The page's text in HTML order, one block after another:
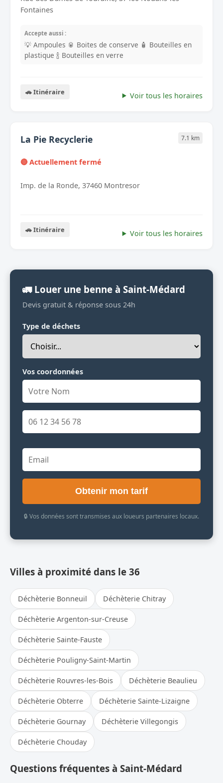
Fontaines
Accepte aussi :
💡 Ampoules 🥫 Boites de conserve 🧴 Bouteilles en
plastique 🍾 Bouteilles en verre
🚗 Itinéraire Voir tous les horaires
La Pie Recyclerie 7.1 km
🔴 Actuellement fermé
Imp. de la Ronde, 37460 Montresor
🚗 Itinéraire Voir tous les horaires
🚛 Louer une benne à Saint-Médard
Devis gratuit & réponse sous 24h
Type de déchets
Vos coordonnées
Obtenir mon tarif
🔒 Vos données sont transmises aux loueurs partenaires locaux.
Villes à proximité dans le 36
Déchèterie Bonneuil Déchèterie Chitray
Déchèterie Argenton-sur-Creuse
Déchèterie Sainte-Fauste
Déchèterie Pouligny-Saint-Martin
Déchèterie Rouvres-les-Bois Déchèterie Beaulieu
Déchèterie Obterre Déchèterie Sainte-Lizaigne
Déchèterie Gournay Déchèterie Villegongis
Déchèterie Chouday
Questions fréquentes à Saint-Médard